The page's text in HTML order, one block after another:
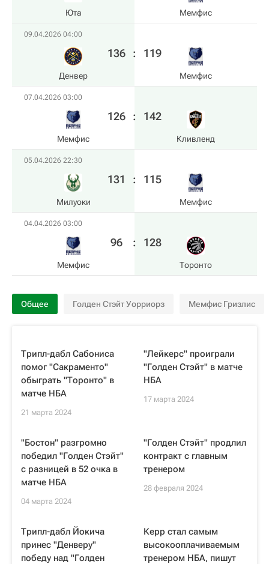
Юта Мемфис
09.04.2026 04:00
Денвер
136 : 119
Мемфис
07.04.2026 03:00
Мемфис
126 : 142
Кливленд
05.04.2026 22:30
Милуоки
131 : 115
Мемфис
04.04.2026 03:00
Мемфис
96 : 128
Торонто
Общее Голден Стэйт Уорриорз Мемфис Гризлис
Трипл-дабл Сабониса
помог "Сакраменто"
обыграть "Торонто" в
матче НБА
21 марта 2024
"Лейкерс" проиграли
"Голден Стэйт" в матче
НБА
17 марта 2024
"Бостон" разгромно
победил "Голден Стэйт"
с разницей в 52 очка в
матче НБА
04 марта 2024
"Голден Стэйт" продлил
контракт с главным
тренером
28 февраля 2024
Трипл-дабл Йокича
принес "Денверу"
победу над "Голден
Керр стал самым
высокооплачиваемым
тренером НБА, пишут